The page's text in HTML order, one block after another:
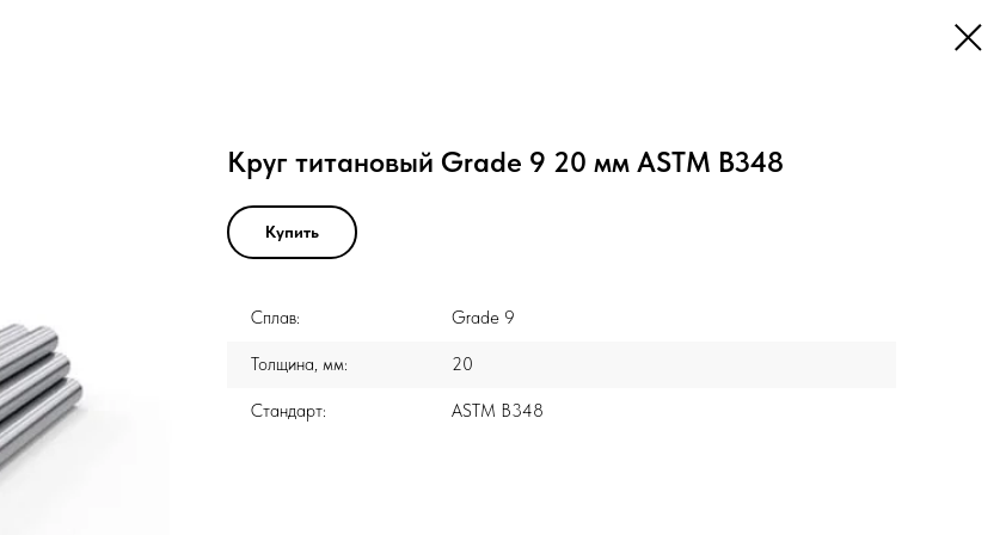
Круг титановый Grade 9 20 мм ASTM B348
Купить
Сплав: Grade 9
Толщина, мм: 20
Стандарт: ASTM B348